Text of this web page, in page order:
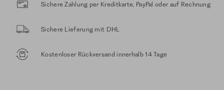
Sichere Zahlung per Kreditkarte, PayPal oder auf Rechnung
Sichere Lieferung mit DHL
Kostenloser Rückversand innerhalb 14 Tage